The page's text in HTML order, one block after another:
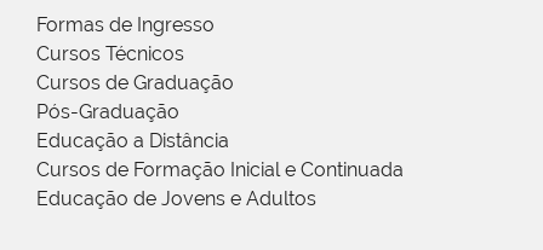
Formas de Ingresso
Cursos Técnicos
Cursos de Graduação
Pós-Graduação
Educação a Distância
Cursos de Formação Inicial e Continuada
Educação de Jovens e Adultos